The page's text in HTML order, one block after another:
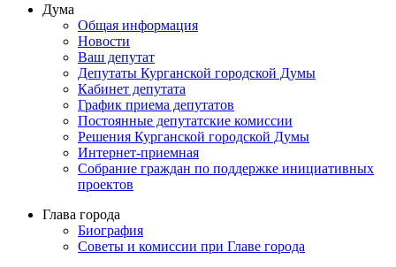
Дума
Общая информация
Новости
Ваш депутат
Депутаты Курганской городской Думы
Кабинет депутата
График приема депутатов
Постоянные депутатские комиссии
Решения Курганской городской Думы
Интернет-приемная
Собрание граждан по поддержке инициативных
проектов
Глава города
Биография
Советы и комиссии при Главе города